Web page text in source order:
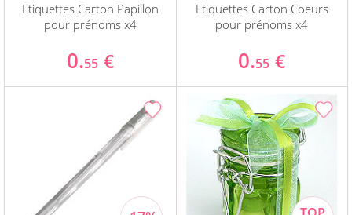
Etiquettes Carton Papillon
pour prénoms x4
0.55 €
Etiquettes Carton Coeurs
pour prénoms x4
0.55 €